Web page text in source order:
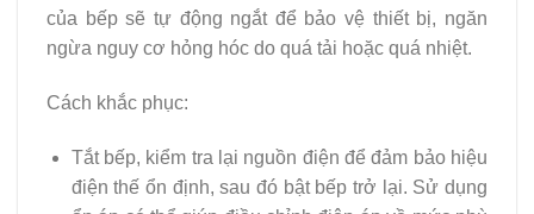
của bếp sẽ tự động ngắt để bảo vệ thiết bị, ngăn
ngừa nguy cơ hỏng hóc do quá tải hoặc quá nhiệt.
Cách khắc phục:
Tắt bếp, kiểm tra lại nguồn điện để đảm bảo hiệu
điện thế ổn định, sau đó bật bếp trở lại. Sử dụng